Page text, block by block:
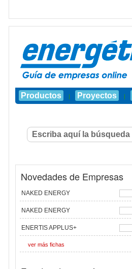
Productos | Proyectos |
Novedades de Empresas
NAKED ENERGY
NAKED ENERGY
ENERTIS APPLUS+
ver más fichas